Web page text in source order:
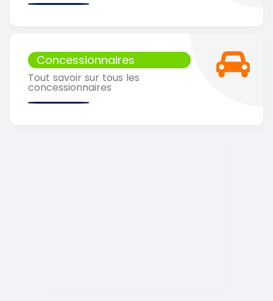
Concessionnaires
Tout savoir sur tous les
concessionnaires